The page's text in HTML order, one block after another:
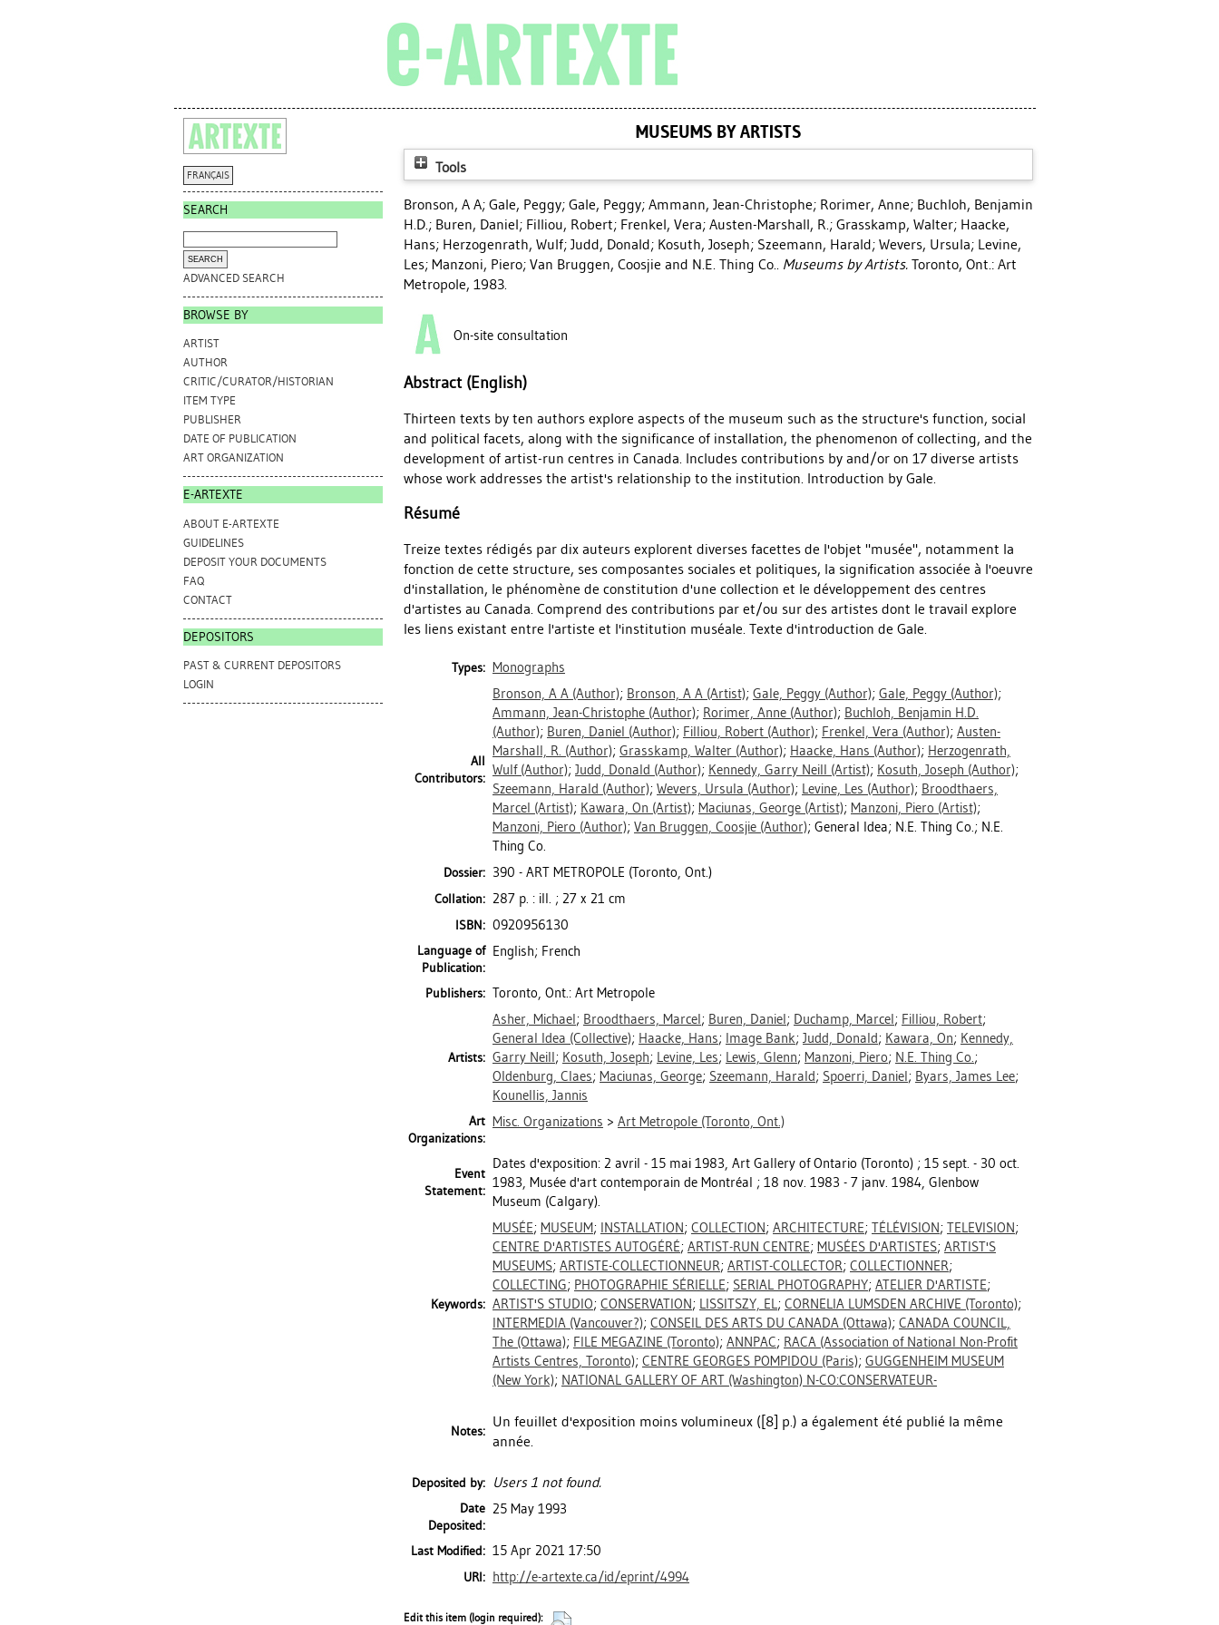
FRANÇAIS
SEARCH
ADVANCED SEARCH
BROWSE BY
ARTIST
AUTHOR
CRITIC/CURATOR/HISTORIAN
ITEM TYPE
PUBLISHER
DATE OF PUBLICATION
ART ORGANIZATION
E-ARTEXTE
ABOUT E-ARTEXTE
GUIDELINES
DEPOSIT YOUR DOCUMENTS
FAQ
CONTACT
DEPOSITORS
PAST & CURRENT DEPOSITORS
LOGIN
MUSEUMS BY ARTISTS
Tools
Bronson, A A; Gale, Peggy; Gale, Peggy; Ammann, Jean-Christophe; Rorimer, Anne; Buchloh, Benjamin
H.D.; Buren, Daniel; Filliou, Robert; Frenkel, Vera; Austen-Marshall, R.; Grasskamp, Walter; Haacke,
Hans; Herzogenrath, Wulf; Judd, Donald; Kosuth, Joseph; Szeemann, Harald; Wevers, Ursula; Levine,
Les; Manzoni, Piero; Van Bruggen, Coosjie and N.E. Thing Co.. Museums by Artists. Toronto, Ont.: Art
Metropole, 1983.
On-site consultation
Abstract (English)
Thirteen texts by ten authors explore aspects of the museum such as the structure's function, social
and political facets, along with the significance of installation, the phenomenon of collecting, and the
development of artist-run centres in Canada. Includes contributions by and/or on 17 diverse artists
whose work addresses the artist's relationship to the institution. Introduction by Gale.
Résumé
Treize textes rédigés par dix auteurs explorent diverses facettes de l'objet "musée", notamment la
fonction de cette structure, ses composantes sociales et politiques, la signification associée à l'oeuvre
d'installation, le phénomène de constitution d'une collection et le développement des centres
d'artistes au Canada. Comprend des contributions par et/ou sur des artistes dont le travail explore
les liens existant entre l'artiste et l'institution muséale. Texte d'introduction de Gale.
Types: Monographs
All
Contributors:
Bronson, A A (Author); Bronson, A A (Artist); Gale, Peggy (Author); Gale, Peggy (Author);
Ammann, Jean-Christophe (Author); Rorimer, Anne (Author); Buchloh, Benjamin H.D.
(Author); Buren, Daniel (Author); Filliou, Robert (Author); Frenkel, Vera (Author); Austen-
Marshall, R. (Author); Grasskamp, Walter (Author); Haacke, Hans (Author); Herzogenrath,
Wulf(Author); Judd, Donald (Author); Kennedy, Garry Neill (Artist); Kosuth, Joseph (Author);
Szeemann, Harald (Author); Wevers, Ursula (Author); Levine, Les (Author); Broodthaers,
Marcel (Artist); Kawara, On (Artist); Maciunas, George (Artist); Manzoni, Piero (Artist);
Manzoni, Piero (Author); Van Bruggen, Coosjie (Author); General Idea; N.E. Thing Co.; N.E.
Thing Co.
Dossier: 390 - ART METROPOLE (Toronto, Ont.)
Collation: 287 p. : ill. ; 27 x 21 cm
ISBN: 0920956130
Language of
Publication:
English; French
Publishers: Toronto, Ont.: Art Metropole
Artists:
Asher, Michael; Broodthaers, Marcel; Buren, Daniel; Duchamp, Marcel; Filliou, Robert;
General Idea (Collective); Haacke, Hans; Image Bank; Judd, Donald; Kawara, On; Kennedy,
Garry Neill; Kosuth, Joseph; Levine, Les; Lewis, Glenn; Manzoni, Piero; N.E. Thing Co.;
Oldenburg, Claes; Maciunas, George; Szeemann, Harald; Spoerri, Daniel; Byars, James Lee;
Kounellis, Jannis
Art
Organizations:
Misc. Organizations > Art Metropole (Toronto, Ont.)
Event
Statement:
Dates d'exposition: 2 avril - 15 mai 1983, Art Gallery of Ontario (Toronto) ; 15 sept. - 30 oct.
1983, Musée d'art contemporain de Montréal ; 18 nov. 1983 - 7 janv. 1984, Glenbow
Museum (Calgary).
Keywords:
MUSÉE; MUSEUM; INSTALLATION; COLLECTION; ARCHITECTURE; TÉLÉVISION; TELEVISION;
CENTRE D'ARTISTES AUTOGÉRÉ; ARTIST-RUN CENTRE; MUSÉES D'ARTISTES; ARTIST'S
MUSEUMS; ARTISTE-COLLECTIONNEUR; ARTIST-COLLECTOR; COLLECTIONNER;
COLLECTING; PHOTOGRAPHIE SÉRIELLE; SERIAL PHOTOGRAPHY; ATELIER D'ARTISTE;
ARTIST'S STUDIO; CONSERVATION; LISSITSZY, EL; CORNELIA LUMSDEN ARCHIVE (Toronto);
INTERMEDIA (Vancouver?); CONSEIL DES ARTS DU CANADA (Ottawa); CANADA COUNCIL,
The (Ottawa); FILE MEGAZINE (Toronto); ANNPAC; RACA (Association of National Non-Profit
Artists Centres, Toronto); CENTRE GEORGES POMPIDOU (Paris); GUGGENHEIM MUSEUM
(New York); NATIONAL GALLERY OF ART (Washington) N-CO:CONSERVATEUR-
Notes:
Un feuillet d'exposition moins volumineux ([8] p.) a également été publié la même
année.
Deposited by: Users 1 not found.
Date
Deposited:
25 May 1993
Last Modified: 15 Apr 2021 17:50
URI: http://e-artexte.ca/id/eprint/4994
Edit this item (login required):